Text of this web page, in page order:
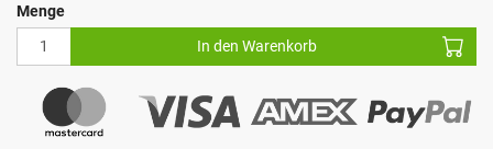
Menge
In den Warenkorb